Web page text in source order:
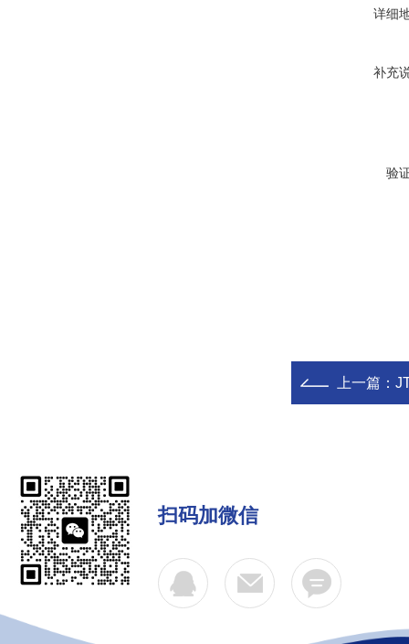
详细
补充
验
上一篇：
扫码加微信